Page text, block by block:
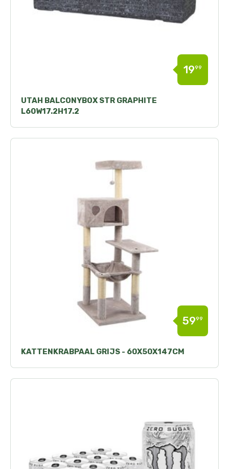
UTAH BALCONYBOX STR GRAPHITE
L60W17.2H17.2
1999
KATTENKRABPAAL GRIJS - 60X50X147CM
5999